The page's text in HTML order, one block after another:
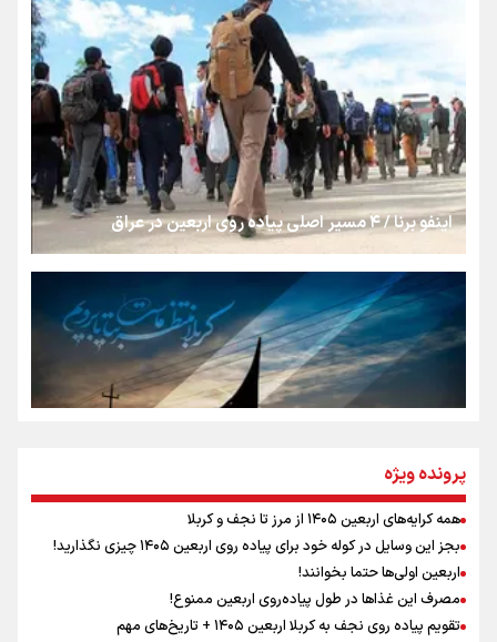
روایت ایران از کنار مردم
از طلوع خیابان‌ها تا غروب اشک
جمله‌ای که بغض چهارماهه را شکست؛ «آهای مردم، آقا از
تهران رفتند»
سه حسرتی که به دلم ماند
نگاه تمدنی رهبر شهید به فضای مجازی
اینفو برنا / ۴ مسیر اصلی پیاده روی اربعین در عراق
اینفو برنا / توصیه‌هایی طلایی برای پیاده روی اربعین
پرونده ویژه
همه کرایه‌های اربعین ۱۴۰۵ از مرز تا نجف و کربلا
بجز این وسایل در کوله خود برای پیاده روی اربعین ۱۴۰۵ چیزی نگذارید!
اربعین اولی‌ها حتما بخوانند!
مصرف این غذاها در طول پیاده‌روی اربعین ممنوع!
تقویم پیاده روی نجف به کربلا اربعین ۱۴۰۵ + تاریخ‌های مهم